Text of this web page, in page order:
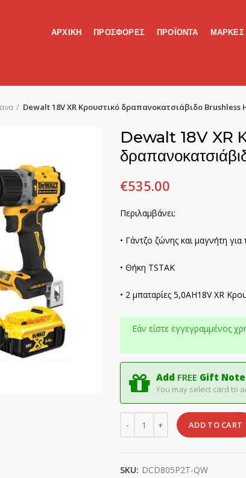
ΑΡΧΙΚΗ ΠΡΟΣΦΟΡΕΣ ΠΡΟΪΟΝΤΑ ΜΑΡΚΕΣ
Dewalt 18V XR Κρουστικό δραπανοκατσιάβιδο Brushless
Dewalt 18V XR
€535.00
Περιλαμβάνει:
• Γάντζο ζώνης και μαγνήτη
• Θήκη TSTAK
• 2 μπαταρίες 5,0AH18V XR
Εάν είστε εγγεγραμμένος
Add FREE Gift Note
You may select card to
ADD TO CART
SKU: DCD805P2T-QW